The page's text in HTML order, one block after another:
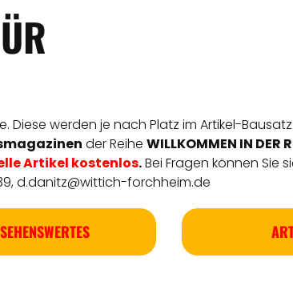
Diese werden je nach Platz im Artikel-
der Reihe WILLKOMMEN IN DER
Artikel kostenlos.Bei Fragen können Sie
d.danitz@wittich-forchheim.de